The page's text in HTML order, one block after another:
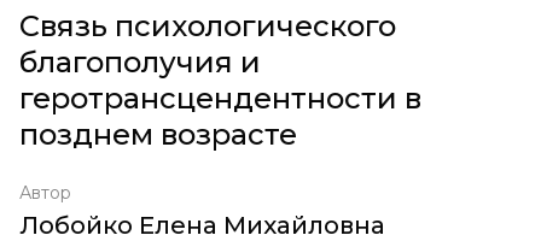
Связь психологического
благополучия и
геротрансцендентности в
позднем возрасте
Автор
Лобойко Елена Михайловна